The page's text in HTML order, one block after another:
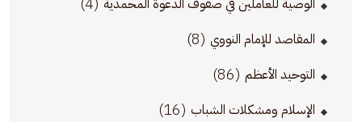
الوصية للعاملين في صفوف الدعوة المحمدية
المقاصد للإمام النووي (8)
التوحيد الأعظم (86)
الإسلام ومشكلات الشباب (16)